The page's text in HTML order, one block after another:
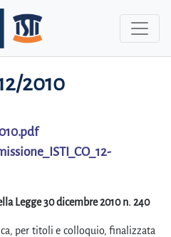
2010
Legge 30 dicembre 2010 n. 240
per titoli e colloquio, finalizzata